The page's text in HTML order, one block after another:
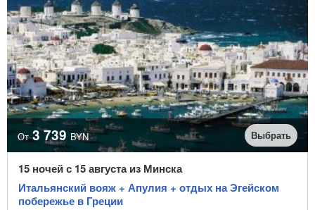
От 3 739 BYN Выбрать
15 ночей с 15 августа из Минска
Итальянский вояж + Апулия + отдых на Эгейском
побережье в Греции